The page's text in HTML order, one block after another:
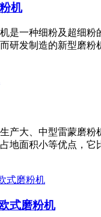
机
是一种细粉及超细
研发制造的新型磨
产大、中型雷蒙磨
地面积小等优点，
式磨粉机